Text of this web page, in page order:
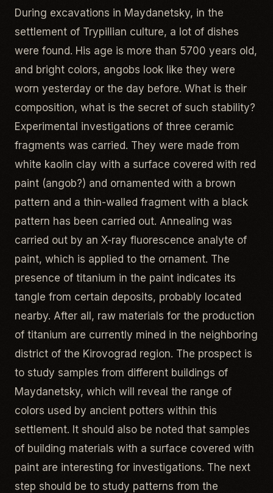
During excavations in Maydanetsky, in the
settlement of Trypillian culture, a lot of dishes
were found. His age is more than 5700 years old,
and bright colors, angobs look like they were
worn yesterday or the day before. What is their
composition, what is the secret of such stability?
Experimental investigations of three ceramic
fragments was carried. They were made from
white kaolin clay with a surface covered with red
paint (angob?) and ornamented with a brown
pattern and a thin-walled fragment with a black
pattern has been carried out. Annealing was
carried out by an X-ray fluorescence analyte of
paint, which is applied to the ornament. The
presence of titanium in the paint indicates its
tangle from certain deposits, probably located
nearby. After all, raw materials for the production
of titanium are currently mined in the neighboring
district of the Kirovograd region. The prospect is
to study samples from different buildings of
Maydanetsky, which will reveal the range of
colors used by ancient potters within this
settlement. It should also be noted that samples
of building materials with a surface covered with
paint are interesting for investigations. The next
step should be to study patterns from the